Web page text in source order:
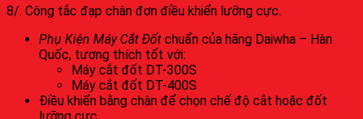
8/. Công tắc đạp chân đơn điều khiển lưỡng cực.
Phụ Kiện Máy Cắt Đốt chuẩn của hãng Daiwha – Hàn
Quốc, tương thích tốt với:
Máy cắt đốt DT-300S
Máy cắt đốt DT-400S
Điều khiển bằng chân để chọn chế độ cắt hoặc đốt